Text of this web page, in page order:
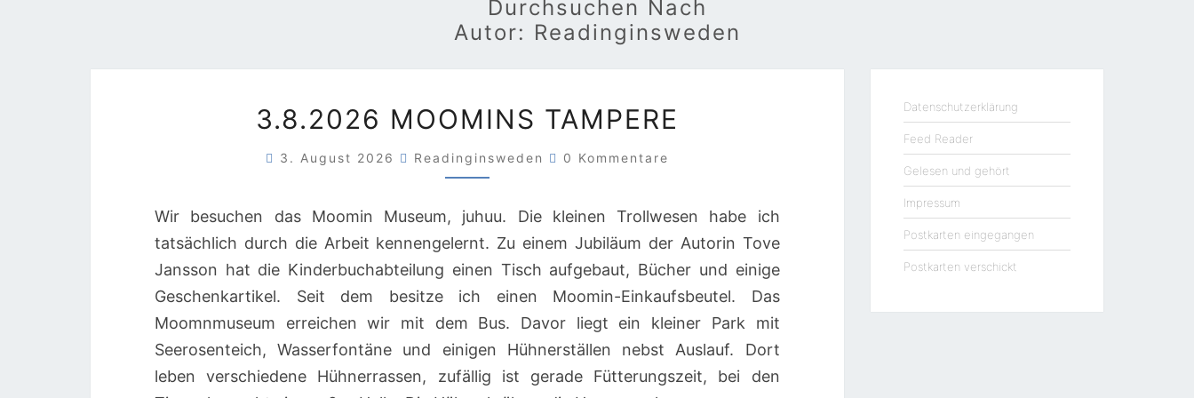
Durchsuchen Nach
Autor: Readinginsweden
MOOMINS
TAMPERE
3.8.2026 MOOMINS TAMPERE
3. August 2026 Readinginsweden Kommentare
0 Kommentare
Wir besuchen das Moomin Museum, juhuu. Die kleinen Trollwesen habe ich
tatsächlich durch die Arbeit kennengelernt. Zu einem Jubiläum der Autorin Tove
Jansson hat die Kinderbuchabteilung einen Tisch aufgebaut, Bücher und einige
Geschenkartikel. Seit dem besitze ich einen Moomin-Einkaufsbeutel. Das
Moomnmuseum erreichen wir mit dem Bus. Davor liegt ein kleiner Park mit
Seerosenteich, Wasserfontäne und einigen Hühnerställen nebst Auslauf. Dort
leben verschiedene Hühnerrassen, zufällig ist gerade Fütterungszeit, bei den
Datenschutzerklärung
Feed Reader
Gelesen und gehört
Impressum
Postkarten eingegangen
Postkarten verschickt